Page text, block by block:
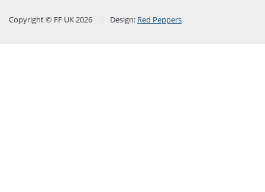
Copyright © FF UK 2026 Design: Red Peppers